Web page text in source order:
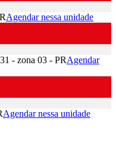
Agendar nessa unidade
- zona 03 - PRAgendar
Agendar nessa unidade